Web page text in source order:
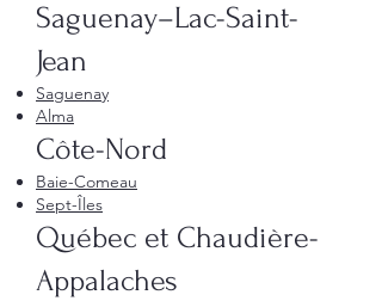
Saguenay–Lac-Saint-
Jean
Saguenay
Alma
Côte-Nord
Baie-Comeau
Sept-Îles
Québec et Chaudière-
Appalaches